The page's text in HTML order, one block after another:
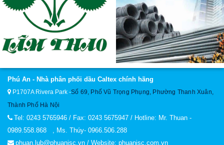
Phú An - Nhà phân phối dầu Caltex chính hãng
P1707A Rivera Park -Số 69, Phố Vũ Trọng Phụng, Phường Thanh Xuân,
Thành Phố Hà Nội
Tel: 0243 5765946 / Fax: 0243 5675947 / Hotline: Mr. Thuan -
0989.558.868 , Ms. Thúy- 0966.506.288
phuan.lub@phuanjsc.vn / Website: phuanjsc.com.vn